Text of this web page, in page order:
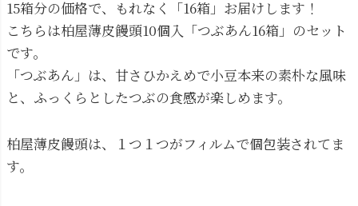
15箱分の価格で、もれなく「16箱」お届けします！
こちらは柏屋薄皮饅頭10個入「つぶあん16箱」のセット
です。
「つぶあん」は、甘さひかえめで小豆本来の素朴な風味
と、ふっくらとしたつぶの食感が楽しめます。
柏屋薄皮饅頭は、１つ１つがフィルムで個包装されてま
す。